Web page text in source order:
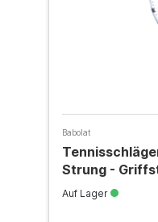
Babolat
Strung -
Auf Lager